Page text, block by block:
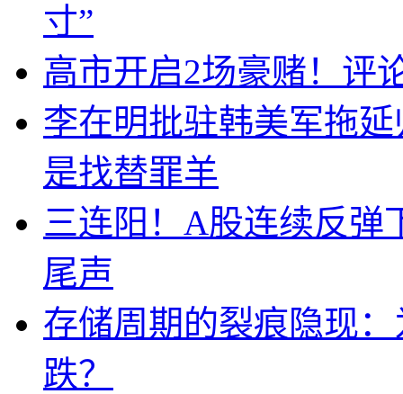
寸”
高市开启2场豪赌！评
李在明批驻韩美军拖
是找替罪羊
三连阳！A股连续反弹
尾声
存储周期的裂痕隐现
跌？